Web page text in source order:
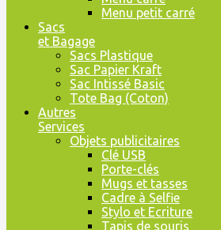
Menu petit carré
Sacs
et Bagage
Sacs Plastique
Sac Papier Kraft
Sac Intissé Basic
Tote Bag (Coton)
Autres
Services
Objets publicitaires
Clé USB
Porte-clés
Mugs et tasses
Cadre à Selfie
Stylo et Ecriture
Tapis de souris